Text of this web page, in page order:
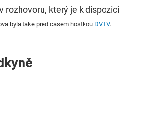
rozhovoru, který je k dispozici
byla také před časem hostkou DVTV.